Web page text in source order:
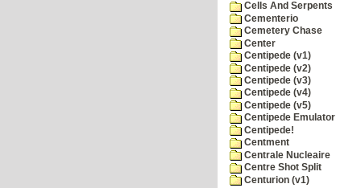
Cells And Serpents
Cementerio
Cemetery Chase
Center
Centipede (v1)
Centipede (v2)
Centipede (v3)
Centipede (v4)
Centipede (v5)
Centipede Emulator
Centipede!
Centment
Centrale Nucleaire
Centre Shot Split
Centurion (v1)